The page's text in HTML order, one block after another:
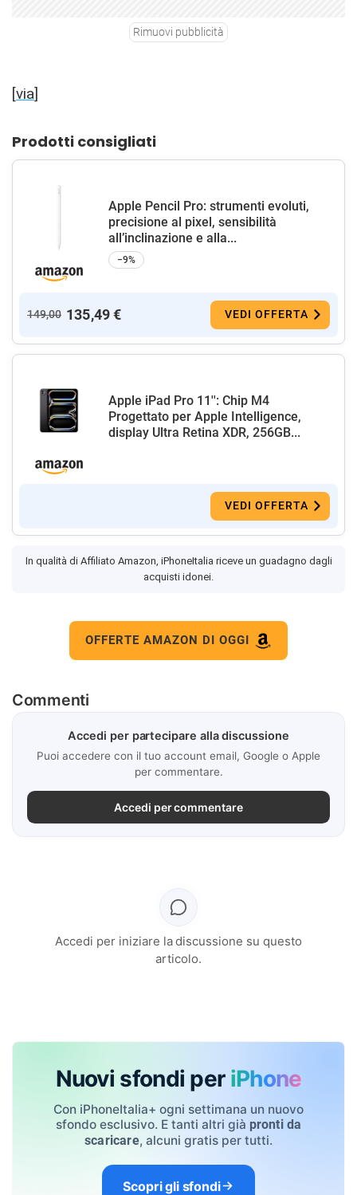
Rimuovi pubblicità
[via]
Prodotti consigliati
Apple Pencil Pro: strumenti evoluti,
precisione al pixel, sensibilità
all’inclinazione e alla...
−9%
149,00 135,49 € VEDI OFFERTA
Apple iPad Pro 11'': Chip M4
Progettato per Apple Intelligence,
display Ultra Retina XDR, 256GB...
VEDI OFFERTA
In qualità di Affiliato Amazon, iPhoneItalia riceve un guadagno dagli
acquisti idonei.
OFFERTE AMAZON DI OGGI
Commenti
Accedi per partecipare alla discussione
Puoi accedere con il tuo account email, Google o Apple
per commentare.
Accedi per commentare
Accedi per iniziare la discussione su questo
articolo.
Nuovi sfondi per iPhone
Con iPhoneItalia+ ogni settimana un nuovo
sfondo esclusivo. E tanti altri già pronti da
scaricare, alcuni gratis per tutti.
Scopri gli sfondi